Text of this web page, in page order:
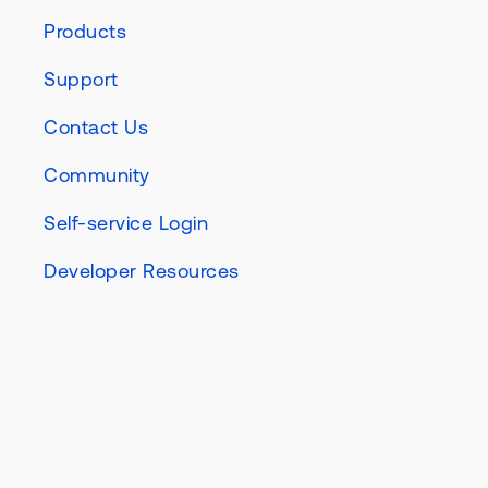
Products
Support
Contact Us
Community
Self-service Login
Developer Resources